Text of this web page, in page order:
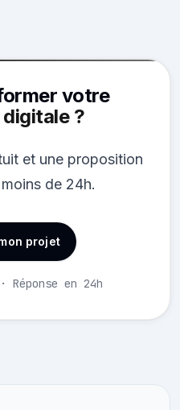
votre
?
et une proposition
de 24h.
projet
Réponse en 24h